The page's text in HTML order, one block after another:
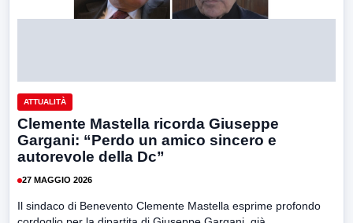
ATTUALITÀ
Clemente Mastella ricorda Giuseppe
Gargani: “Perdo un amico sincero e
autorevole della Dc”
27 MAGGIO 2026
Il sindaco di Benevento Clemente Mastella esprime profondo